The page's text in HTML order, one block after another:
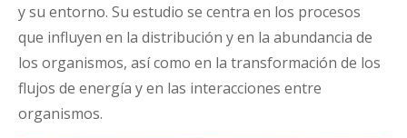
y su entorno. Su estudio se centra en los procesos
que influyen en la distribución y en la abundancia de
los organismos, así como en la transformación de los
flujos de energía y en las interacciones entre
organismos.